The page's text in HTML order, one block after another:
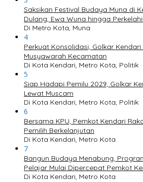
Saksikan Festival Budaya Muna di
Dulang, Ewa Wuna hingga
Di Metro Kota, Muna
4
Perkuat Konsolidasi, Golkar
Musyawarah Kecamatan
Di Kota Kendari, Metro Kota, Politik
5
Siap Hadapi Pemilu 2029, Golkar
Lewat Muscam
Di Kota Kendari, Metro Kota, Politik
6
Bersama KPU, Pemkot Kendari
Pemilih Berkelanjutan
Di Kota Kendari, Metro Kota
7
Bangun Budaya Menabung,
Pelajar Mulai Dipercepat Pemkot
Di Kota Kendari, Metro Kota